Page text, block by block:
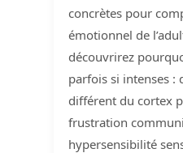
concrètes pour
émotionnel de
découvrirez
parfois si intenses :
différent du cortex
frustration
hypersensibilité